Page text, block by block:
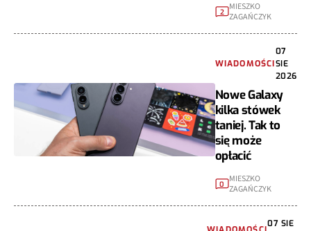
2
MIESZKO
ZAGAŃCZYK
WIADOMOŚCI
07
SIE
2026
Nowe Galaxy
kilka stówek
taniej. Tak to
się może
opłacić
0 MIESZKO
ZAGAŃCZYK
07 SIE